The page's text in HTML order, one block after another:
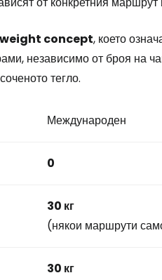
weight concept, което
независимо от броя на
тегло.
Международен
0
30 кг
(някои маршрути
30 кг